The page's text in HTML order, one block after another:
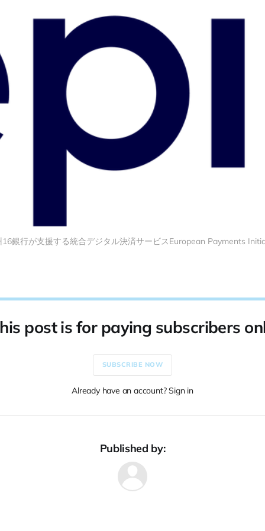
16銀行が支援する統合デジタル決済サービスEuropean Payments
post is for paying subscribers
SUBSCRIBE NOW
Already have an account? Sign in
Published by: